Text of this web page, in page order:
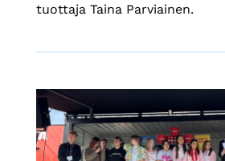
tuottaja Taina Parviainen.